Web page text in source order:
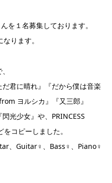
を１名募集しております。
ります。
君に晴れ』『だから僕は音楽
ヨルシカ』『又三郎』
光少女』や、PRINCESS
コピーしました。
、Guitar♀、Bass♀、Piano♀